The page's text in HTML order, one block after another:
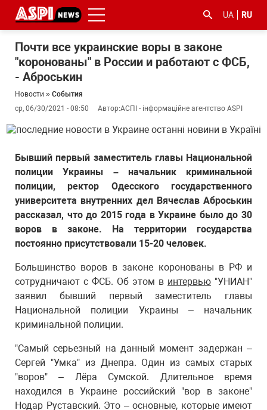
UA RU
Почти все украинские воры в законе
"коронованы" в России и работают с ФСБ,
- Аброськин
Новости » События
ср, 06/30/2021 - 08:50
Автор:АСПІ - інформаційне агентство ASPI
Бывший первый заместитель главы Национальной
полиции Украины – начальник криминальной
полиции, ректор Одесского государственного
университета внутренних дел Вячеслав Аброськин
рассказал, что до 2015 года в Украине было до 30
воров в законе. На территории государства
постоянно присутствовали 15-20 человек.
Большинство воров в законе коронованы в РФ и
сотрудничают с ФСБ. Об этом в интервью "УНИАН"
заявил бывший первый заместитель главы
Национальной полиции Украины – начальник
криминальной полиции.
"Самый серьезный на данный момент задержан –
Сергей "Умка" из Днепра. Один из самых старых
"воров" – Лёра Сумской. Длительное время
находился в Украине российский "вор в законе"
Нодар Руставский. Это – основные, которые имеют
#ООС
#боротьба
корупцією
#гфс #Киев #коронавірус